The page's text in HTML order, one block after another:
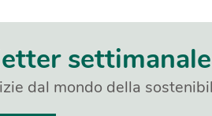
settimanale
dal mondo della